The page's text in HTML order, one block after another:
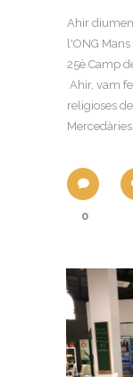
Ahir
l'ONG
25è Camp
Ahir, vam
religioses
Mercedàries
0